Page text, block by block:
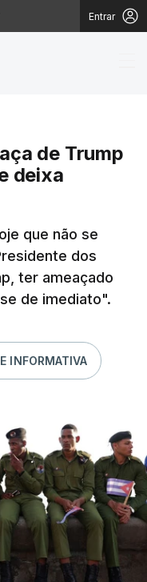
Entrar
a
de Trump
deixa
que não se
dos
ter ameaçado
de imediato".
INFORMATIVA